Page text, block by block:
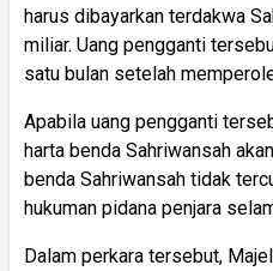
harus dibayarkan terdakwa
miliar. Uang pengganti
satu bulan setelah
Apabila uang pengganti
harta benda Sahriwansah
benda Sahriwansah tidak
hukuman pidana penjara
Dalam perkara tersebut,